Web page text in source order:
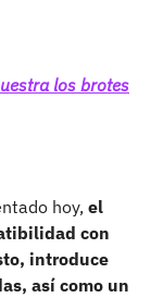
los brotes
hoy, el
con
introduce
así como un